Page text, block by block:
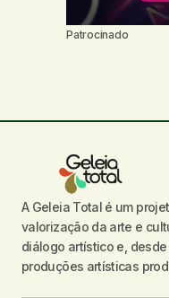
Patrocinado
A Geleia Total é um
valorização da arte e
diálogo artístico e,
produções artísticas